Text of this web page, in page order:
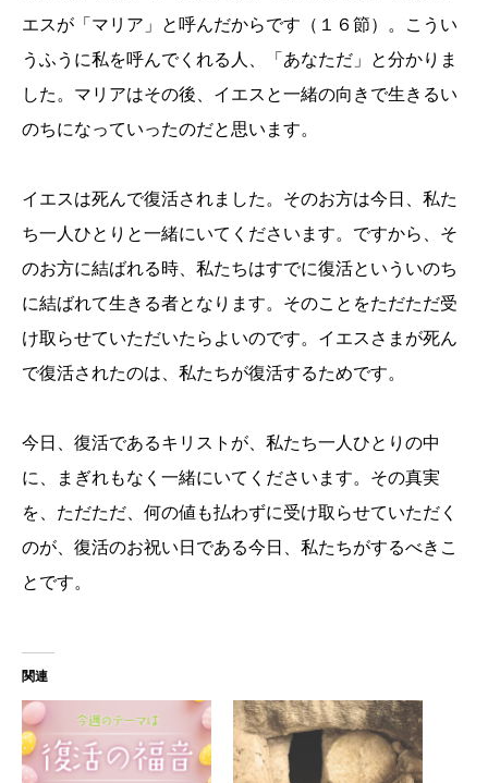
エスが「マリア」と呼んだからです（１６節）。こうい
うふうに私を呼んでくれる人、「あなただ」と分かりま
した。マリアはその後、イエスと一緒の向きで生きるい
のちになっていったのだと思います。
イエスは死んで復活されました。そのお方は今日、私た
ち一人ひとりと一緒にいてくださいます。ですから、そ
のお方に結ばれる時、私たちはすでに復活といういのち
に結ばれて生きる者となります。そのことをただただ受
け取らせていただいたらよいのです。イエスさまが死ん
で復活されたのは、私たちが復活するためです。
今日、復活であるキリストが、私たち一人ひとりの中
に、まぎれもなく一緒にいてくださいます。その真実
を、ただただ、何の値も払わずに受け取らせていただく
のが、復活のお祝い日である今日、私たちがするべきこ
とです。
関連